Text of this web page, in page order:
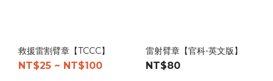
救援雷割臂章【TCCC】
NT$25 ~ NT$100
雷射臂章【官科-英文版】
NT$80